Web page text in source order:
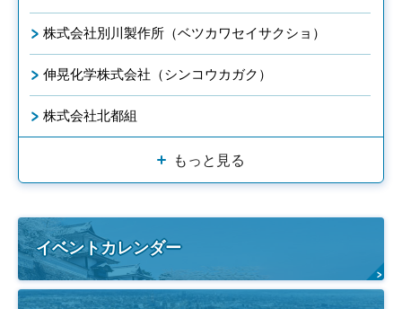
株式会社別川製作所（ベツカワセイサクショ）
伸晃化学株式会社（シンコウカガク）
株式会社北都組
もっと見る
イベントカレンダー